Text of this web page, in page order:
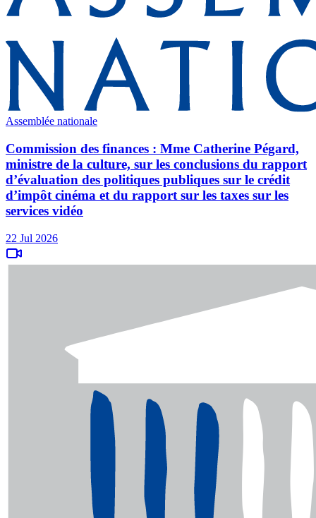
Assemblée nationale
Commission des finances : Mme Catherine Pégard,
ministre de la culture, sur les conclusions du rapport
d’évaluation des politiques publiques sur le crédit
d’impôt cinéma et du rapport sur les taxes sur les
services vidéo
22 Jul 2026